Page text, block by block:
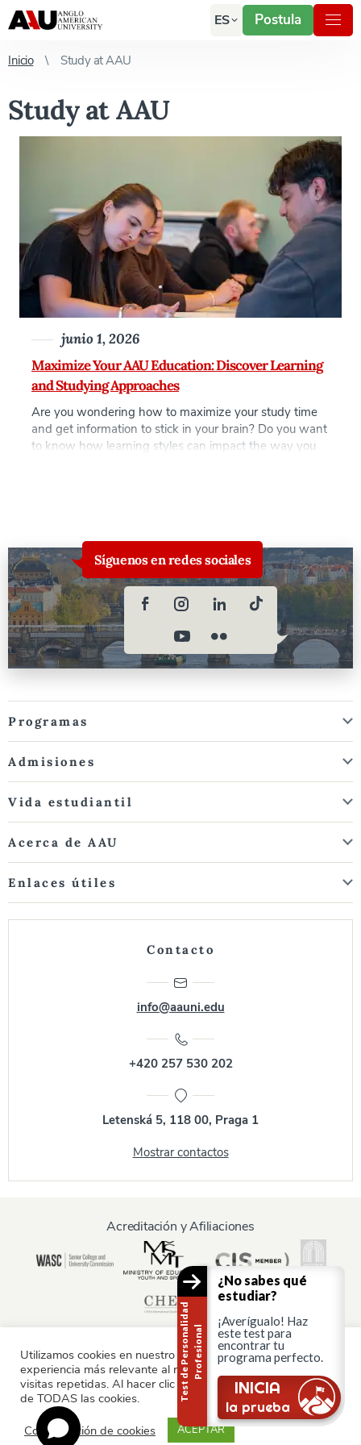
ES Postula
Inicio Study at AAU
Study at AAU
Maximize Your AAU Education: Discover Learning
and Studying Approaches
junio 1, 2026
Are you wondering how to maximize your study time
and get information to stick in your brain? Do you want
to know how learning styles can impact the way you
Síguenos en redes sociales
Programas
Admisiones
Vida estudiantil
Acerca de AAU
Enlaces útiles
Contacto
info@aauni.edu
+420 257 530 202
Letenská 5, 118 00, Praga 1
Mostrar contactos
Acreditación y Afiliaciones
Información para:
Padres y familia
Utilizamos cookies en nuestro sitio web para ofrecerle la
experiencia más relevante al recordar sus preferencias y
visitas repetidas. Al hacer clic en "Aceptar", consiente el uso
de TODAS las cookies.
Configuración de cookies
ACEPTAR
T
e
s
t
d
e
P
e
r
s
o
n
al
i
d
a
d
P
r
o
f
e
s
i
o
n
al
¿No sabes qué
estudiar?
¡Averígualo! Haz
este test para
encontrar tu
programa perfecto.
INICIA
la prueba
¿Sigues ahí?